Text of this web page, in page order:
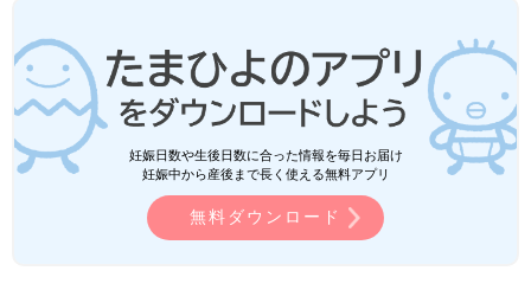
妊娠日数や生後日数に合った情報を毎日お届け
妊娠中から産後まで長く使える無料アプリ
無料ダウンロード